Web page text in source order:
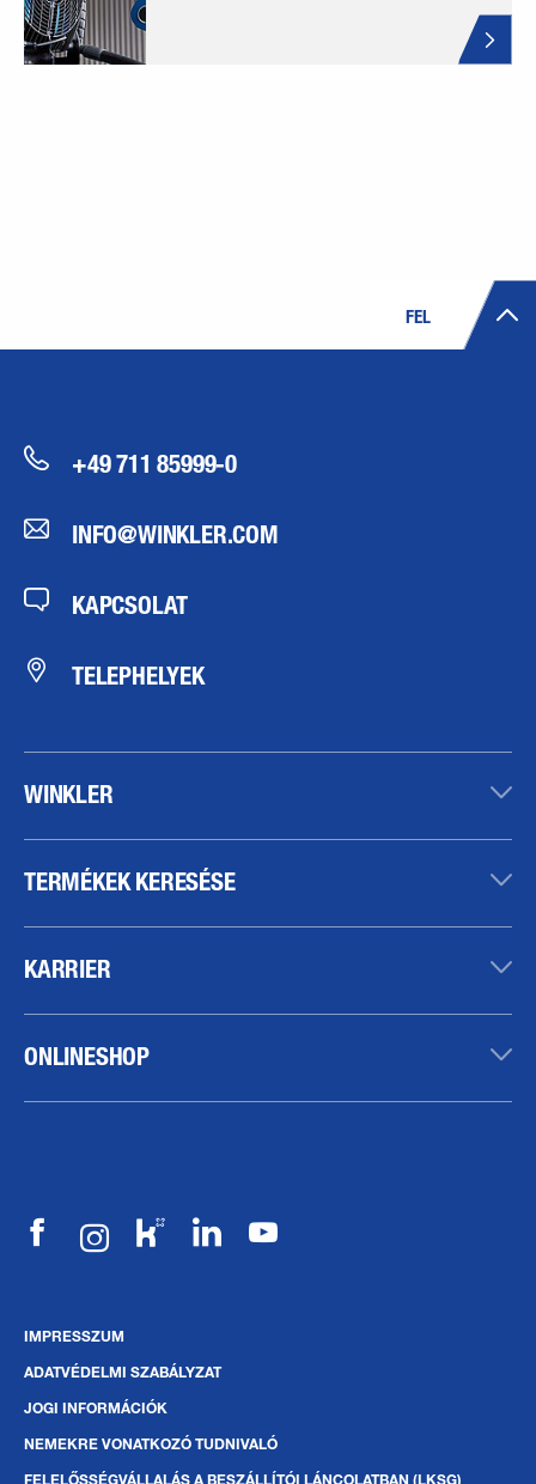
FEL
+49 711 85999-0
INFO@WINKLER.COM
KAPCSOLAT
TELEPHELYEK
WINKLER
TERMÉKEK KERESÉSE
KARRIER
ONLINESHOP
IMPRESSZUM
ADATVÉDELMI SZABÁLYZAT
JOGI INFORMÁCIÓK
NEMEKRE VONATKOZÓ TUDNIVALÓ
FELELŐSSÉGVÁLLALÁS A BESZÁLLÍTÓI LÁNCOLATBAN (LKSG)